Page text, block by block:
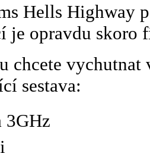
Hells Highway
je opravdu skoro
vychutnat
sestava:
3GHz